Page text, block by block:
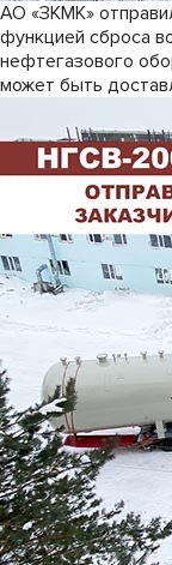
АО «ЗКМК»
функцией сброса
нефтегазового
может быть